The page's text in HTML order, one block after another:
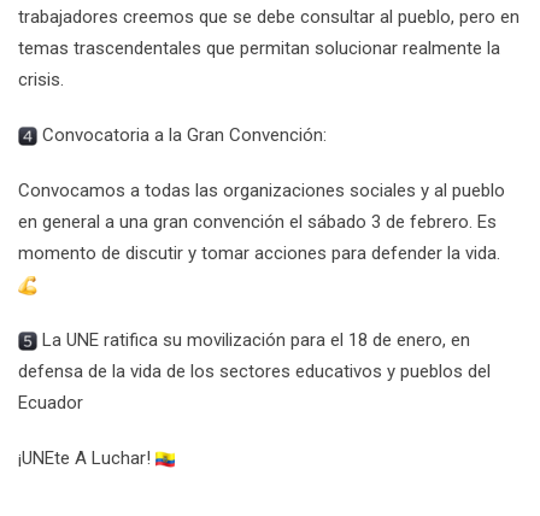
trabajadores creemos que se debe consultar al pueblo, pero en
temas trascendentales que permitan solucionar realmente la
crisis.
Convocatoria a la Gran Convención:
Convocamos a todas las organizaciones sociales y al pueblo
en general a una gran convención el sábado 3 de febrero. Es
momento de discutir y tomar acciones para defender la vida.
La UNE ratifica su movilización para el 18 de enero, en
defensa de la vida de los sectores educativos y pueblos del
Ecuador
¡UNEte A Luchar!